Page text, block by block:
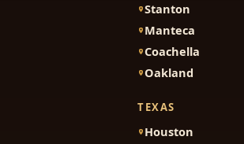
Stanton
Manteca
Coachella
Oakland
TEXAS
Houston